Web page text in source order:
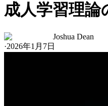
成人学習理論
Joshua Dean
·2026年1月7日